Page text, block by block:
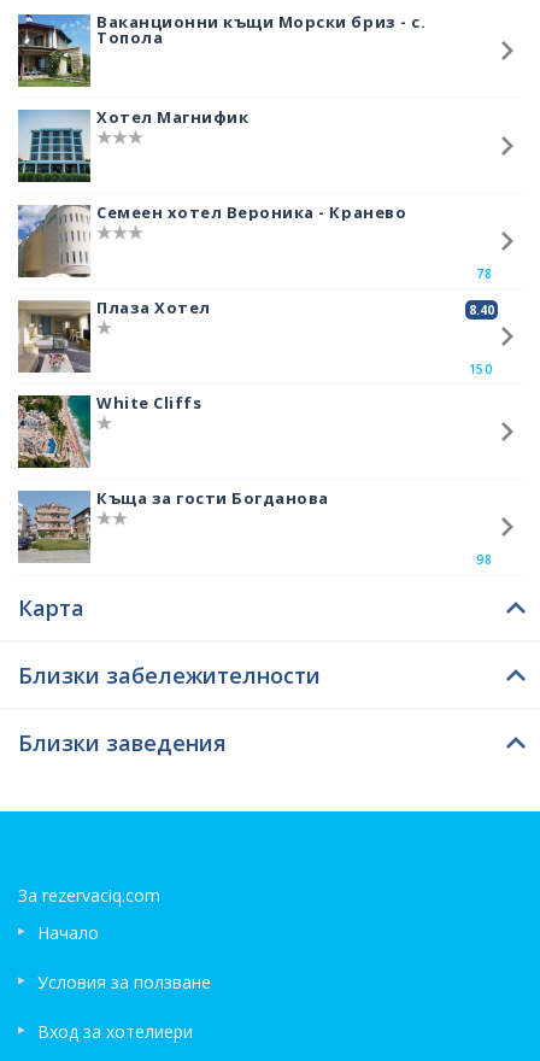
незаселеност. Той е изключително дълъг и просторен. Посетителите
му са хора, обичащи спокойствието и пълноценната почивка, решили
да изберат нощувки в къмпинга, вместо в някой голям хотел.
Основно плажа се посещава от семейства и малки деца. Пясъка е
ситен и златист, а водата чиста и много приятна за къпане. В близост
имазаведенияза хранене и напитки.
Ваканционни къщи Морски бриз - с.
Топола
Хотел Магнифик
Семеен хотел Вероника - Кранево
78
8.40
Плаза Хотел
150
White Cliffs
Къща за гости Богданова
98
Карта
Близки забележителности
Близки заведения
За rezervaciq.com
Начало
Условия за ползване
Вход за хотелиери